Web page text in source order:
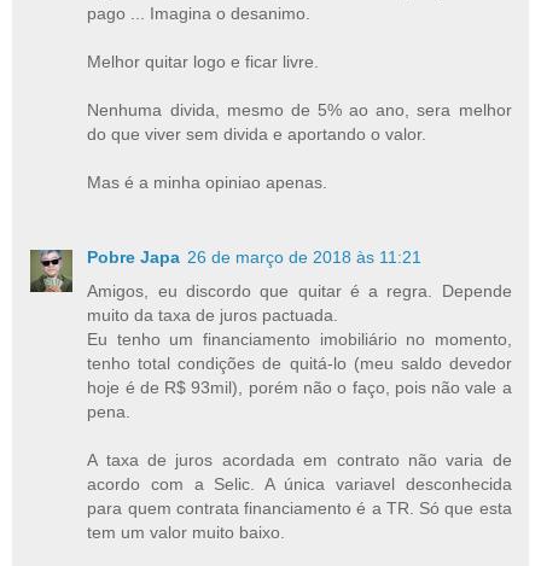
pago ... Imagina o desanimo.
Melhor quitar logo e ficar livre.
Nenhuma divida, mesmo de 5% ao ano, sera melhor
do que viver sem divida e aportando o valor.
Mas é a minha opiniao apenas.
Pobre Japa 26 de março de 2018 às 11:21
Amigos, eu discordo que quitar é a regra. Depende
muito da taxa de juros pactuada.
Eu tenho um financiamento imobiliário no momento,
tenho total condições de quitá-lo (meu saldo devedor
hoje é de R$ 93mil), porém não o faço, pois não vale a
pena.
A taxa de juros acordada em contrato não varia de
acordo com a Selic. A única variavel desconhecida
para quem contrata financiamento é a TR. Só que esta
tem um valor muito baixo.